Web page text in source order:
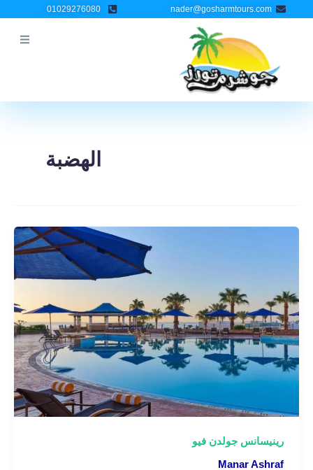
إلى
nader@gosharmtours.com
01029276080
الهضبة
رينيسانس جولدن فيو
Manar Ashraf
Post